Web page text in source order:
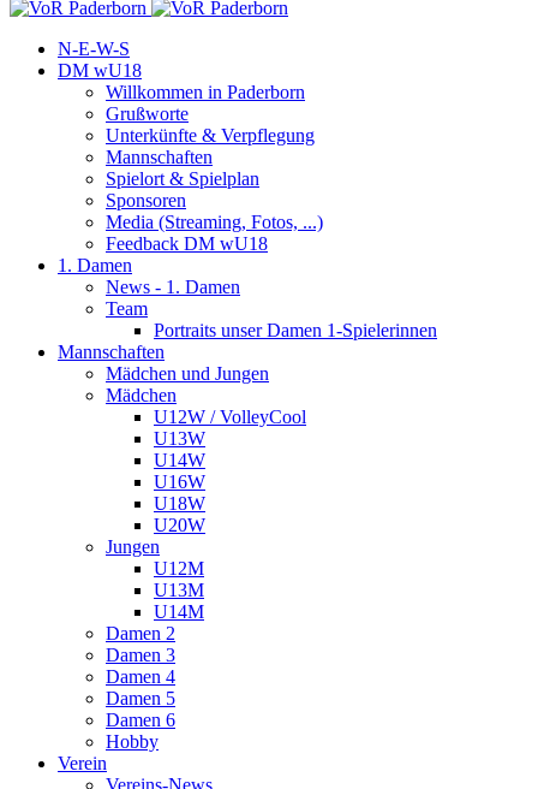
N-E-W-S
DM wU18
Willkommen in Paderborn
Grußworte
Unterkünfte & Verpflegung
Mannschaften
Spielort & Spielplan
Sponsoren
Media (Streaming, Fotos, ...)
Feedback DM wU18
1. Damen
News - 1. Damen
Team
Portraits unser Damen 1-Spielerinnen
Mannschaften
Mädchen und Jungen
Mädchen
U12W / VolleyCool
U13W
U14W
U16W
U18W
U20W
Jungen
U12M
U13M
U14M
Damen 2
Damen 3
Damen 4
Damen 5
Damen 6
Hobby
Verein
Vereins-News